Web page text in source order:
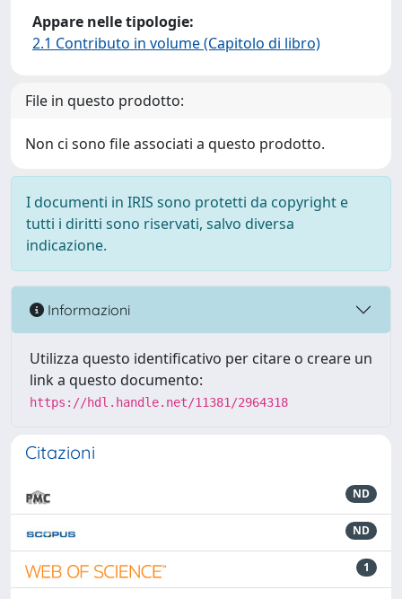
Appare nelle tipologie:
2.1 Contributo in volume (Capitolo di libro)
File in questo prodotto:
Non ci sono file associati a questo prodotto.
I documenti in IRIS sono protetti da copyright e
tutti i diritti sono riservati, salvo diversa
indicazione.
Informazioni
Utilizza questo identificativo per citare o creare un
link a questo documento:
https://hdl.handle.net/11381/2964318
Citazioni
ND
ND
1